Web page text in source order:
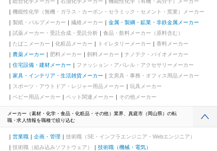
機能性化学（無機・ガラス・カーボン・セラミック・セメント・窯業）メーカー
製紙・パルプメーカー
繊維メーカー
金属・製綱・鉱業・非鉄金属メーカー
試薬メーカー・受託合成・受託分析
食品・飲料メーカー（原料含む）
たばこメーカー
化粧品メーカー トイレタリーメーカー
香料メーカー
農薬メーカー
肥料メーカー 飼料メーカー
ナノテク・バイオメーカー
住宅設備・建材メーカー
ファッション・アパレル・アクセサリーメーカー
家具・インテリア・生活雑貨メーカー
文房具・事務・オフィス用品メーカー
スポーツ・アウトドア・レジャー用品メーカー
玩具メーカー
ベビー用品メーカー
ペット関連メーカー その他メーカー
メーカー（素材・化学・食品・化粧品・その他）業界、真庭市（岡山県）の転
職・求人情報を職種で絞り込む
営業職 企画・管理
技術職（SE・インフラエンジニア・Webエンジニア）
技術職（組み込みソフトウェア）
技術職（機械・電気）